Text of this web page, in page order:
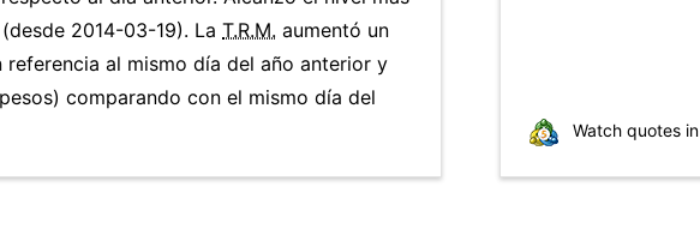
2014-03-19). La T.R.M. aumentó un
referencia al mismo día del año anterior y
comparando con el mismo día del
Watch quotes in